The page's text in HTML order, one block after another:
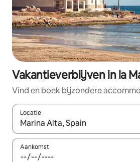
Vakantieverblijven in la
Vind en boek bijzondere
Locatie
Wanneer er resultaten beschikbaar
Aankomst